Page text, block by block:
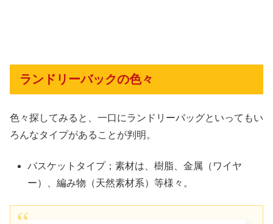
ランドリーバックの色々
色々探してみると、一口にランドリーバッグといってもい
ろんなタイプがあることが判明。
バスケットタイプ；素材は、樹脂、金属（ワイヤ
ー）、編み物（天然素材系）等様々。